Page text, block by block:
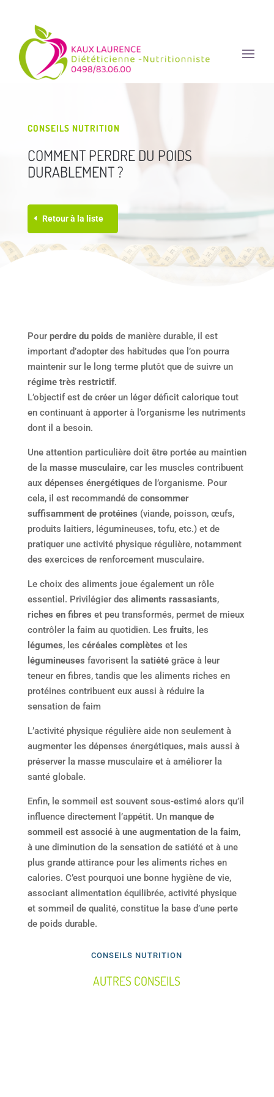
CONSEILS NUTRITION
COMMENT PERDRE DU POIDS
DURABLEMENT ?
Retour à la liste
Pour perdre du poids de manière durable, il est
important d’adopter des habitudes que l’on pourra
maintenir sur le long terme plutôt que de suivre un
régime très restrictif.
L’objectif est de créer un léger déficit calorique tout
en continuant à apporter à l’organisme les nutriments
dont il a besoin.
Une attention particulière doit être portée au maintien
de la masse musculaire, car les muscles contribuent
aux dépenses énergétiques de l’organisme. Pour
cela, il est recommandé de consommer
suffisamment de protéines (viande, poisson, œufs,
produits laitiers, légumineuses, tofu, etc.) et de
pratiquer une activité physique régulière, notamment
des exercices de renforcement musculaire.
Le choix des aliments joue également un rôle
essentiel. Privilégier des aliments rassasiants,
riches en fibres et peu transformés, permet de mieux
contrôler la faim au quotidien. Les fruits, les
légumes, les céréales complètes et les
légumineuses favorisent la satiétégrâce à leur
teneur en fibres, tandis que les aliments riches en
protéines contribuent eux aussi à réduire la
sensation de faim
L’activité physique régulière aide non seulement à
augmenter les dépenses énergétiques, mais aussi à
préserver la masse musculaire et à améliorer la
santé globale.
Enfin, le sommeil est souvent sous-estimé alors qu’il
influence directement l’appétit. Un manque de
sommeil est associé à une augmentation de la faim,
à une diminution de la sensation de satiété et à une
plus grande attirance pour les aliments riches en
calories. C’est pourquoi une bonne hygiène de vie,
associant alimentation équilibrée, activité physique
et sommeil de qualité, constitue la base d’une perte
de poids durable.
CONSEILS NUTRITION
AUTRES CONSEILS